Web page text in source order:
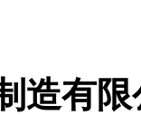
造有限